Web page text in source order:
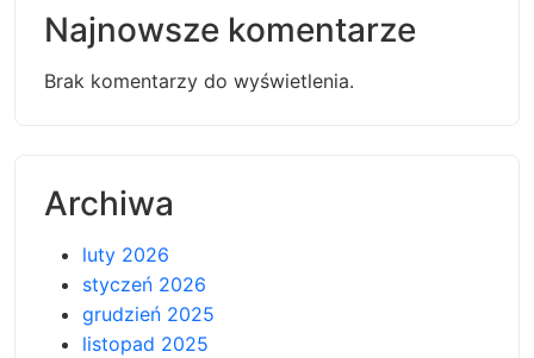
Najnowsze komentarze
Brak komentarzy do wyświetlenia.
Archiwa
luty 2026
styczeń 2026
grudzień 2025
listopad 2025